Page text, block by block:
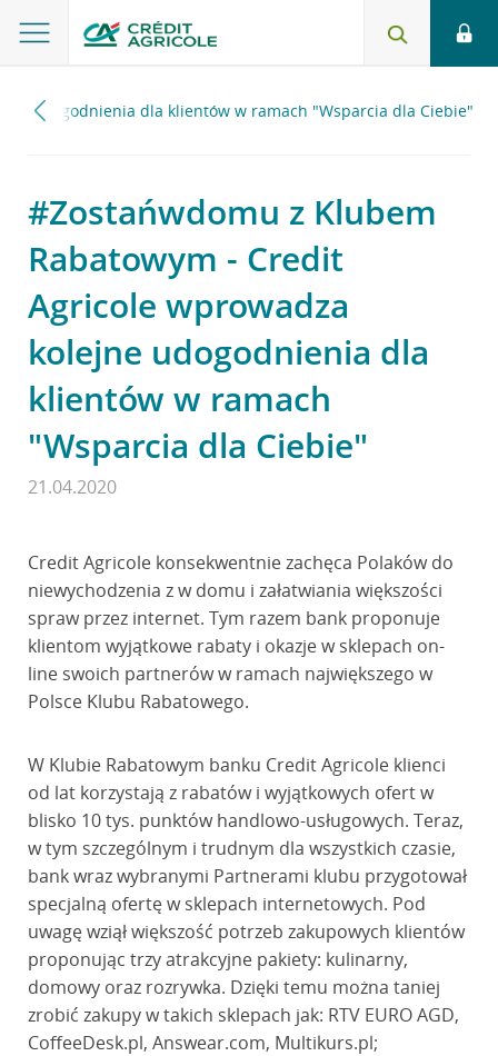
udogodnienia dla klientów w ramach "Wsparcia dla Ciebie"
#Zostańwdomu z Klubem
Rabatowym - Credit
Agricole wprowadza
kolejne udogodnienia dla
klientów w ramach
"Wsparcia dla Ciebie"
21.04.2020
Credit Agricole konsekwentnie zachęca Polaków do
niewychodzenia z w domu i załatwiania większości
spraw przez internet. Tym razem bank proponuje
klientom wyjątkowe rabaty i okazje w sklepach on-
line swoich partnerów w ramach największego w
Polsce Klubu Rabatowego.
W Klubie Rabatowym banku Credit Agricole klienci
od lat korzystają z rabatów i wyjątkowych ofert w
blisko 10 tys. punktów handlowo-usługowych. Teraz,
w tym szczególnym i trudnym dla wszystkich czasie,
bank wraz wybranymi Partnerami klubu przygotował
specjalną ofertę w sklepach internetowych. Pod
uwagę wziął większość potrzeb zakupowych klientów
proponując trzy atrakcyjne pakiety: kulinarny,
domowy oraz rozrywka. Dzięki temu można taniej
zrobić zakupy w takich sklepach jak: RTV EURO AGD,
CoffeeDesk.pl, Answear.com, Multikurs.pl;